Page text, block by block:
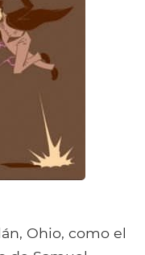
Ohio, como el